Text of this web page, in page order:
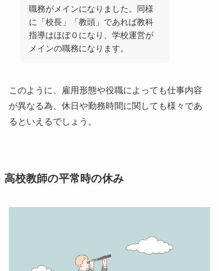
職務がメインになりました。同様
に「校長」「教頭」であれば教科
指導はほぼ０になり、学校運営が
メインの職務になります。
このように、雇用形態や役職によっても仕事内容
が異なる為、休日や勤務時間に関しても様々であ
るといえるでしょう。
高校教師の平常時の休み